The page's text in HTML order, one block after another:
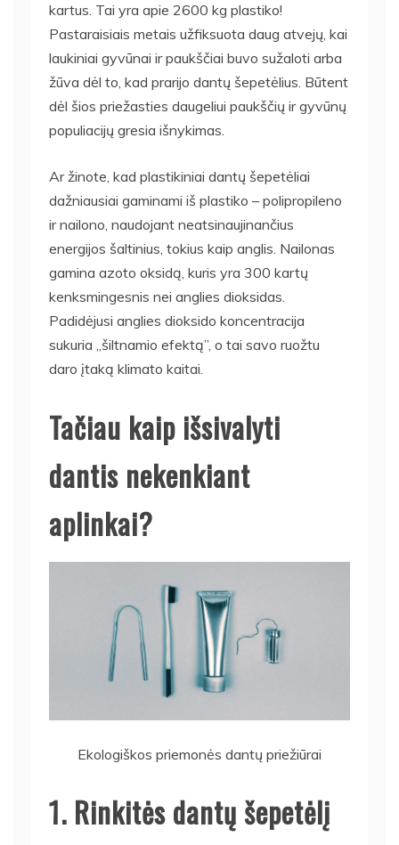
kartus. Tai yra apie 2600 kg plastiko!
Pastaraisiais metais užfiksuota daug atvejų, kai
laukiniai gyvūnai ir paukščiai buvo sužaloti arba
žūva dėl to, kad prarijo dantų šepetėlius. Būtent
dėl ​​šios priežasties daugeliui paukščių ir gyvūnų
populiacijų gresia išnykimas.
Ar žinote, kad plastikiniai dantų šepetėliai
dažniausiai gaminami iš plastiko – polipropileno
ir nailono, naudojant neatsinaujinančius
energijos šaltinius, tokius kaip anglis. Nailonas
gamina azoto oksidą, kuris yra 300 kartų
kenksmingesnis nei anglies dioksidas.
Padidėjusi anglies dioksido koncentracija
sukuria „šiltnamio efektą”, o tai savo ruožtu
daro įtaką klimato kaitai.
Tačiau kaip išsivalyti
dantis nekenkiant
aplinkai?
Ekologiškos priemonės dantų priežiūrai
1. Rinkitės dantų šepetėlį